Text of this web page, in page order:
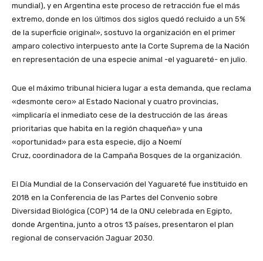
mundial), y en Argentina este proceso de retracción fue el más
extremo, donde en los últimos dos siglos quedó recluido a un 5%
de la superficie original», sostuvo la organización en el primer
amparo colectivo interpuesto ante la Corte Suprema de la Nación
en representación de una especie animal -el yaguareté- en julio.
Que el máximo tribunal hiciera lugar a esta demanda, que reclama
«desmonte cero» al Estado Nacional y cuatro provincias,
«implicaría el inmediato cese de la destrucción de las áreas
prioritarias que habita en la región chaqueña» y una
«oportunidad» para esta especie, dijo a Noemí
Cruz, coordinadora de la Campaña Bosques de la organización.
El Día Mundial de la Conservación del Yaguareté fue instituido en
2018 en la Conferencia de las Partes del Convenio sobre
Diversidad Biológica (COP) 14 de la ONU celebrada en Egipto,
donde Argentina, junto a otros 13 países, presentaron el plan
regional de conservación Jaguar 2030.